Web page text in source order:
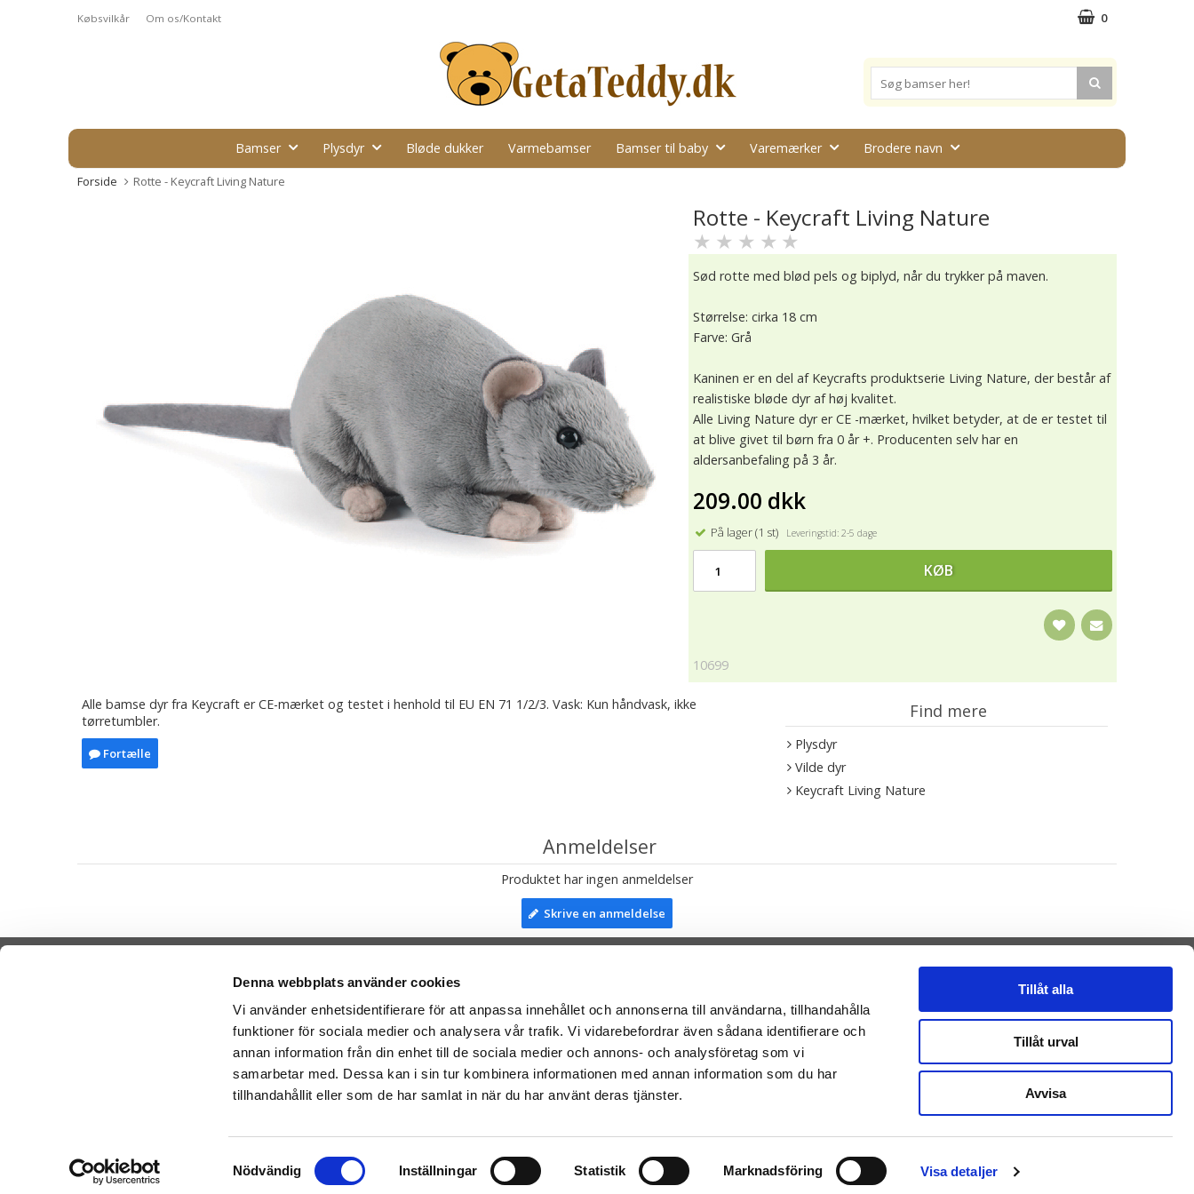
Denna webbplats använder cookies
Vi använder enhetsidentifierare för att anpassa innehållet och annonserna till användarna, tillhandahålla
funktioner för sociala medier och analysera vår trafik. Vi vidarebefordrar även sådana identifierare och
annan information från din enhet till de sociala medier och annons- och analysföretag som vi
samarbetar med. Dessa kan i sin tur kombinera informationen med annan information som du har
tillhandahållit eller som de har samlat in när du har använt deras tjänster.
Samtyckesval
Nödvändig Inställningar Statistik Marknadsföring Visa detaljer
Tillåt alla
Tillåt urval
Avvisa
Købsvilkår Om os/Kontakt 0
Bamser Plysdyr Bløde dukker Varmebamser Bamser til baby Varemærker Brodere navn
Forside Rotte - Keycraft Living Nature
Rotte - Keycraft Living Nature
★ ★ ★ ★ ★
Sød rotte med blød pels og biplyd, når du trykker på maven.
Størrelse: cirka 18 cm
Farve: Grå
Kaninen er en del af Keycrafts produktserie Living Nature, der består af
realistiske bløde dyr af høj kvalitet.
Alle Living Nature dyr er CE -mærket, hvilket betyder, at de er testet til
at blive givet til børn fra 0 år +. Producenten selv har en
aldersanbefaling på 3 år.
209.00 dkk
På lager (1 st) Leveringstid: 2-5 dage
KØB
10699
Alle bamse dyr fra Keycraft er CE-mærket og testet i henhold til EU EN 71 1/2/3. Vask: Kun håndvask, ikke
tørretumbler.
Fortælle
Find mere
Plysdyr
Vilde dyr
Keycraft Living Nature
Anmeldelser
Produktet har ingen anmeldelser
Skrive en anmeldelse
Sende Bamser til:
-Nalleriet.se
-GetaTeddy.fi
- GetaTeddy.dk
Facebook
Instagram
Presenteriet AB
33330 Smålandsstenar
E-mail: kontakt@getateddy.dk